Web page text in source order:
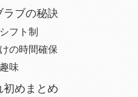
ラブの秘訣
フト制
の時間確保
味
初めまとめ